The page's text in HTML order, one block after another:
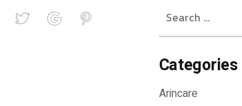
for:
Categories
Arincare